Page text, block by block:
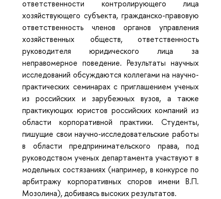
ответственности контролирующего лица
хозяйствующего субъекта, гражданско-правовую
ответственность членов органов управления
хозяйственных обществ, ответственность
руководителя юридического лица за
неправомерное поведение. Результаты научных
исследований обсуждаются коллегами на научно-
практических семинарах с приглашением ученых
из российских и зарубежных вузов, а также
практикующих юристов российских компаний из
области корпоративной практики. Студенты,
пишущие свои научно-исследовательские работы
в области предпринимательского права, под
руководством ученых департамента участвуют в
модельных состязаниях (например, в конкурсе по
арбитражу корпоративных споров имени В.П.
Мозолина), добиваясь высоких результатов.